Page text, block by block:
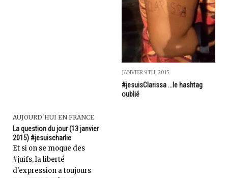
JANVIER 9TH, 2015
#jesuisClarissa ...le hashtag
oublié
AUJOURD'HUI EN FRANCE
La question du jour (13 janvier
2015) #jesuischarlie
Et si on se moque des
#juifs, la liberté
d'expression a toujours